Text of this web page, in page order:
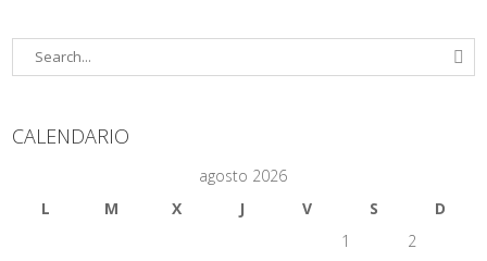
CALENDARIO
agosto 2026
L
M X J V S
D
1
2